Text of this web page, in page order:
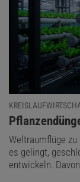
:
Weltraumflüge
es gelingt,
entwickeln.